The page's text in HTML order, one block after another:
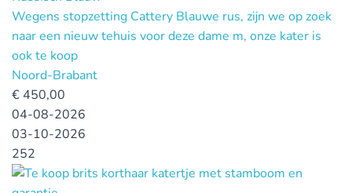
Wegens stopzetting Cattery Blauwe rus, zijn we op zoek
naar een nieuw tehuis voor deze dame m, onze kater is
ook te koop
Noord-Brabant
€ 450,00
04-08-2026
03-10-2026
252